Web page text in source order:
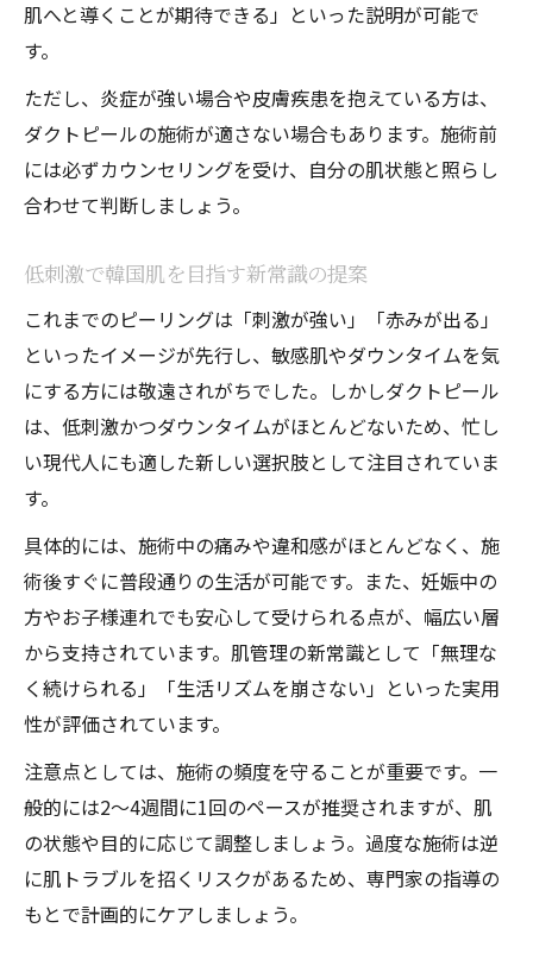
肌へと導くことが期待できる」といった説明が可能で
す。
ただし、炎症が強い場合や皮膚疾患を抱えている方は、
ダクトピールの施術が適さない場合もあります。施術前
には必ずカウンセリングを受け、自分の肌状態と照らし
合わせて判断しましょう。
低刺激で韓国肌を目指す新常識の提案
これまでのピーリングは「刺激が強い」「赤みが出る」
といったイメージが先行し、敏感肌やダウンタイムを気
にする方には敬遠されがちでした。しかしダクトピール
は、低刺激かつダウンタイムがほとんどないため、忙し
い現代人にも適した新しい選択肢として注目されていま
す。
具体的には、施術中の痛みや違和感がほとんどなく、施
術後すぐに普段通りの生活が可能です。また、妊娠中の
方やお子様連れでも安心して受けられる点が、幅広い層
から支持されています。肌管理の新常識として「無理な
く続けられる」「生活リズムを崩さない」といった実用
性が評価されています。
注意点としては、施術の頻度を守ることが重要です。一
般的には2～4週間に1回のペースが推奨されますが、肌
の状態や目的に応じて調整しましょう。過度な施術は逆
に肌トラブルを招くリスクがあるため、専門家の指導の
もとで計画的にケアしましょう。